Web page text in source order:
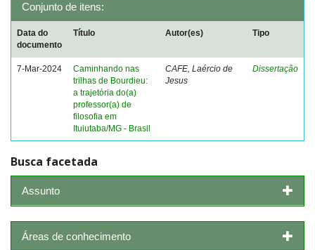
Conjunto de itens:
Data do
documento
Título Autor(es) Tipo
7-Mar-2024
Caminhando nas
trilhas de Bourdieu:
a trajetória do(a)
professor(a) de
filosofia em
Ituiutaba/MG - Brasil
CAFE, Laércio de
Jesus
Dissertação
Busca facetada
Assunto
Áreas de conhecimento